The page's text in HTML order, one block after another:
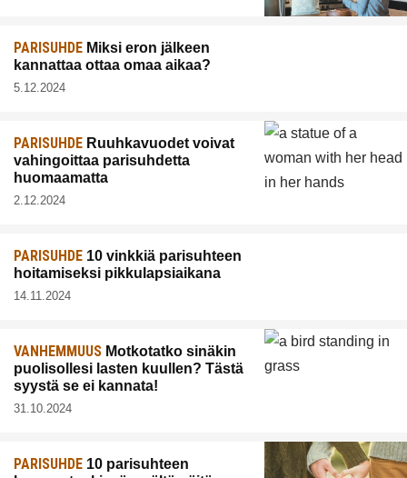
PARISUHDE Miksi eron jälkeen
kannattaa ottaa omaa aikaa?
5.12.2024
PARISUHDE Ruuhkavuodet voivat
vahingoittaa parisuhdetta
huomaamatta
2.12.2024
PARISUHDE 10 vinkkiä parisuhteen
hoitamiseksi pikkulapsiaikana
14.11.2024
VANHEMMUUS Motkotatko sinäkin
puolisollesi lasten kuullen? Tästä
syystä se ei kannata!
31.10.2024
PARISUHDE 10 parisuhteen